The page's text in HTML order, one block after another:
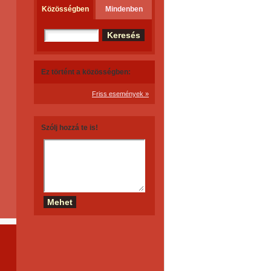
Közösségben Mindenben
Ez történt a közösségben:
Friss események »
Szólj hozzá te is!